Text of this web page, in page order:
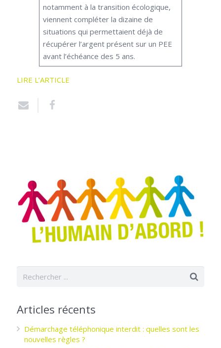
notamment à la transition écologique,
viennent compléter la dizaine de
situations qui permettaient déjà de
récupérer l’argent présent sur un PEE
avant l’échéance des 5 ans.
LIRE L’ARTICLE
Articles récents
Démarchage téléphonique interdit : quelles sont les
nouvelles règles ?